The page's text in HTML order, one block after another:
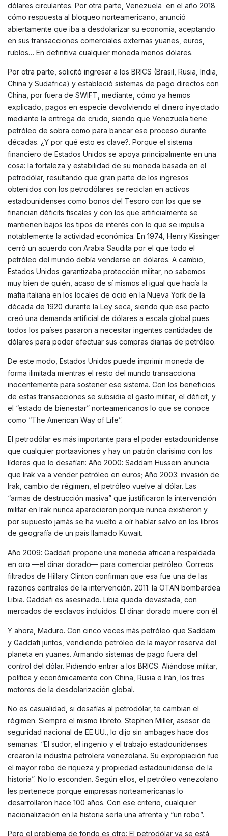
dólares circulantes. Por otra parte, Venezuela en el año 2018
cómo respuesta al bloqueo norteamericano, anunció
abiertamente que iba a desdolarizar su economía, aceptando
en sus transacciones comerciales externas yuanes, euros,
rublos… En definitiva cualquier moneda menos dólares.
Por otra parte, solicitó ingresar a los BRICS (Brasil, Rusia, India,
China y Sudafrica) y estableció sistemas de pago directos con
China, por fuera de SWIFT, mediante, cómo ya hemos
explicado, pagos en especie devolviendo el dinero inyectado
mediante la entrega de crudo, siendo que Venezuela tiene
petróleo de sobra como para bancar ese proceso durante
décadas. ¿Y por qué esto es clave?. Porque el sistema
financiero de Estados Unidos se apoya principalmente en una
cosa: la fortaleza y estabilidad de su moneda basada en el
petrodólar, resultando que gran parte de los ingresos
obtenidos con los petrodólares se reciclan en activos
estadounidenses como bonos del Tesoro con los que se
financian déficits fiscales y con los que artificialmente se
mantienen bajos los tipos de interés con lo que se impulsa
notablemente la actividad económica. En 1974, Henry Kissinger
cerró un acuerdo con Arabia Saudita por el que todo el
petróleo del mundo debía venderse en dólares. A cambio,
Estados Unidos garantizaba protección militar, no sabemos
muy bien de quién, acaso de sí mismos al igual que hacía la
mafia italiana en los locales de ocio en la Nueva York de la
década de 1920 durante la Ley seca, siendo que ese pacto
creó una demanda artificial de dólares a escala global pues
todos los países pasaron a necesitar ingentes cantidades de
dólares para poder efectuar sus compras diarias de petróleo.
De este modo, Estados Unidos puede imprimir moneda de
forma ilimitada mientras el resto del mundo transacciona
inocentemente para sostener ese sistema. Con los beneficios
de estas transacciones se subsidia el gasto militar, el déficit, y
el “estado de bienestar” norteamericanos lo que se conoce
como “The American Way of Life”.
El petrodólar es más importante para el poder estadounidense
que cualquier portaaviones y hay un patrón clarísimo con los
líderes que lo desafían: Año 2000: Saddam Hussein anuncia
que Irak va a vender petróleo en euros; Año 2003: invasión de
Irak, cambio de régimen, el petróleo vuelve al dólar. Las
“armas de destrucción masiva” que justificaron la intervención
militar en Irak nunca aparecieron porque nunca existieron y
por supuesto jamás se ha vuelto a oír hablar salvo en los libros
de geografía de un país llamado Kuwait.
Año 2009: Gaddafi propone una moneda africana respaldada
en oro —el dinar dorado— para comerciar petróleo. Correos
filtrados de Hillary Clinton confirman que esa fue una de las
razones centrales de la intervención. 2011: la OTAN bombardea
Libia. Gaddafi es asesinado. Libia queda devastada, con
mercados de esclavos incluidos. El dinar dorado muere con él.
Y ahora, Maduro. Con cinco veces más petróleo que Saddam
y Gaddafi juntos, vendiendo petróleo de la mayor reserva del
planeta en yuanes. Armando sistemas de pago fuera del
control del dólar. Pidiendo entrar a los BRICS. Aliándose militar,
política y económicamente con China, Rusia e Irán, los tres
motores de la desdolarización global.
No es casualidad, si desafías al petrodólar, te cambian el
régimen. Siempre el mismo libreto. Stephen Miller, asesor de
seguridad nacional de EE.UU., lo dijo sin ambages hace dos
semanas: “El sudor, el ingenio y el trabajo estadounidenses
crearon la industria petrolera venezolana. Su expropiación fue
el mayor robo de riqueza y propiedad estadounidense de la
historia”. No lo esconden. Según ellos, el petróleo venezolano
les pertenece porque empresas norteamericanas lo
desarrollaron hace 100 años. Con ese criterio, cualquier
nacionalización en la historia sería una afrenta y “un robo”.
Pero el problema de fondo es otro: El petrodólar ya se está